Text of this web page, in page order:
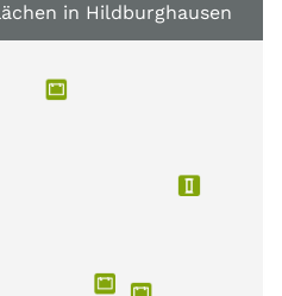
in Hildburghausen